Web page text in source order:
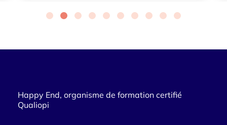
Happy End, organisme de formation certifié
Qualiopi